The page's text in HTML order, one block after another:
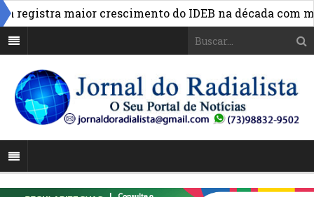
maior crescimento do IDEB na década com